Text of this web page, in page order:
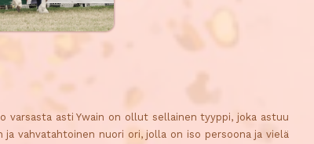
varsasta asti Ywain on ollut sellainen tyyppi, joka astuu
vahvatahtoinen nuori ori, jolla on iso persoona ja vielä